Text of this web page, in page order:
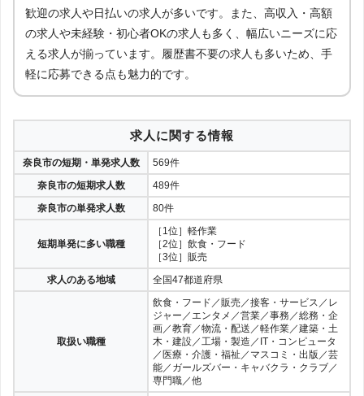
歓迎の求人や日払いの求人が多いです。また、高収入・高額
の求人や未経験・初心者OKの求人も多く、幅広いニーズに応
える求人が揃っています。履歴書不要の求人も多いため、手
軽に応募できる点も魅力的です。
求人に関する情報
奈良市の短期・単発求人数
569件
奈良市の短期求人数
489件
奈良市の単発求人数
80件
短期単発に多い職種
［1位］軽作業
［2位］飲食・フード
［3位］販売
求人のある地域
全国47都道府県
取扱い職種
飲食・フード／販売／接客・サービス／レ
ジャー／エンタメ／営業／事務／総務・企
画／教育／物流・配送／軽作業／建築・土
木・建設／工場・製造／IT・コンピュータ
／医療・介護・福祉／マスコミ・出版／芸
能／ガールズバー・キャバクラ・クラブ／
専門職／他